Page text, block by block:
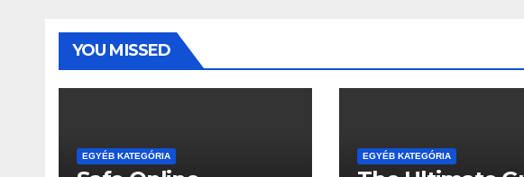
YOU MISSED
EGYÉB KATEGÓRIA EGYÉB KATEGÓRIA